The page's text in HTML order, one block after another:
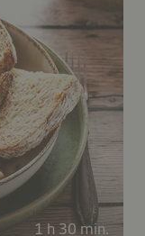
1 h 30 min.